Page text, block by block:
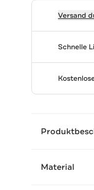
Versand
Schnelle
Material